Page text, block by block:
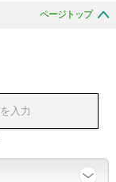
ページトップ